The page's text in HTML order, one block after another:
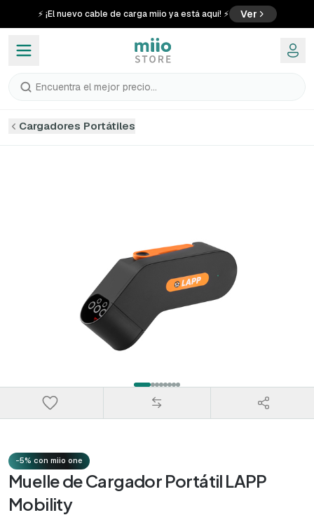
⚡ ¡El nuevo cable de carga miio ya está aquí! ⚡ Ver
Encuentra el mejor precio...
Cargadores Portátiles
-5% con miio one
Muelle de Cargador Portátil LAPP
Mobility